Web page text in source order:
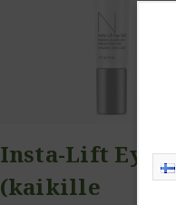
Insta-Lift Eye
(kaikille